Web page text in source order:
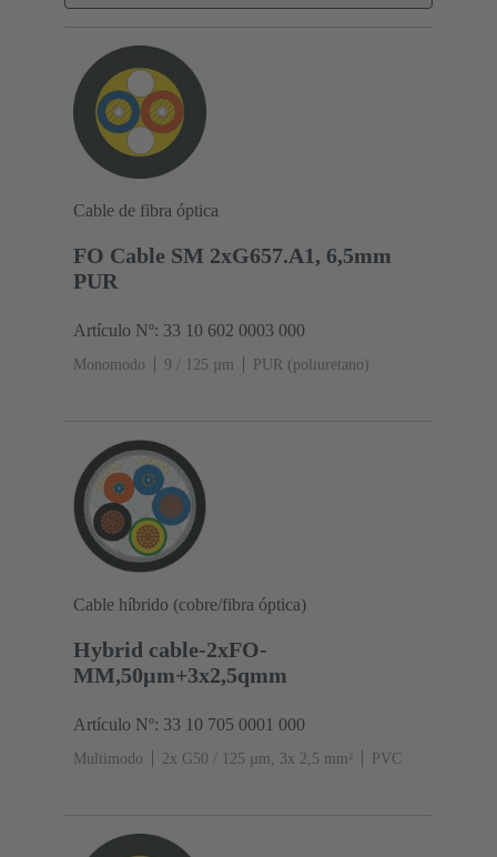
Cable de fibra óptica
FO Cable SM 2xG657.A1, 6,5mm
PUR
Artículo Nº: 33 10 602 0003 000
Monomodo 9 / 125 µm PUR (poliuretano)
Cable híbrido (cobre/fibra óptica)
Hybrid cable-2xFO-
MM,50µm+3x2,5qmm
Artículo Nº: 33 10 705 0001 000
Multimodo 2x G50 / 125 µm, 3x 2,5 mm² PVC